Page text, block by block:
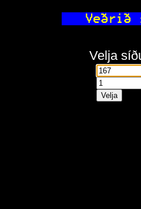
Veðrið
Velja